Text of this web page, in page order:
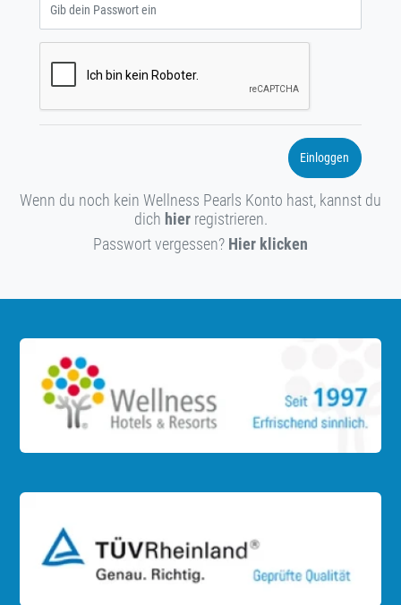
Einloggen
Wenn du noch kein Wellness Pearls Konto hast, kannst du
dich hierregistrieren.
Passwort vergessen? Hier klicken